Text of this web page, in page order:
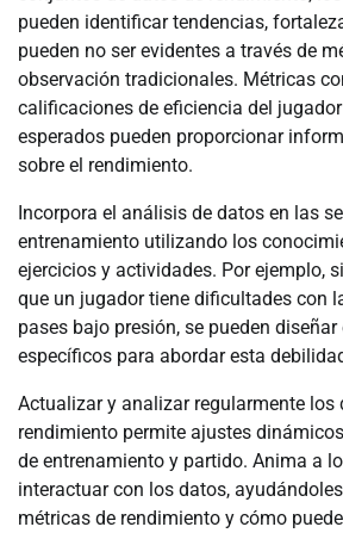
pueden identificar tendencias,
pueden no ser evidentes a través de
observación tradicionales. Métricas
calificaciones de eficiencia del
esperados pueden proporcionar
sobre el rendimiento.
Incorpora el análisis de datos en las
entrenamiento utilizando los
ejercicios y actividades. Por ejemplo,
que un jugador tiene dificultades con
pases bajo presión, se pueden
específicos para abordar esta
Actualizar y analizar regularmente los
rendimiento permite ajustes
de entrenamiento y partido. Anima a
interactuar con los datos,
métricas de rendimiento y cómo